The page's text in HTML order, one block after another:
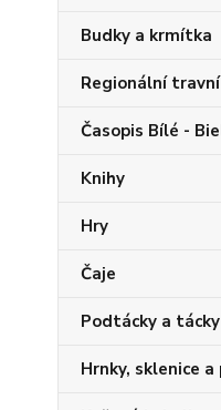
Budky a krmítka
Regionální
Časopis Bílé -
Knihy
Hry
Čaje
Podtácky a tácky
Hrnky, sklenice